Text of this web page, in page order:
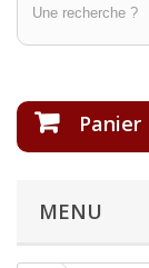
Panier
MENU